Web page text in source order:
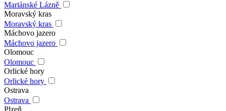
Mariánské Lázně
Moravský kras
Moravský kras
Máchovo jazero
Máchovo jazero
Olomouc
Olomouc
Orlické hory
Orlické hory
Ostrava
Ostrava